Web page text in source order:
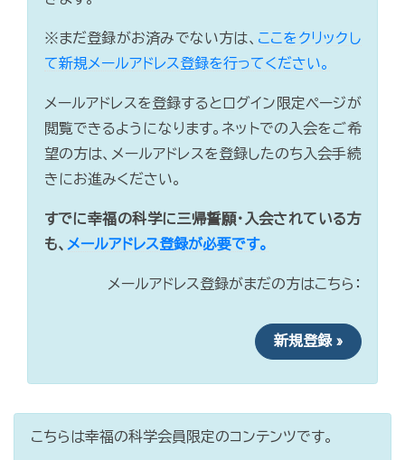
※まだ登録がお済みでない方は、 ここをクリックし
て新規メールアドレス登録を行ってください。
メールアドレスを登録するとログイン限定ページが
閲覧できるようになります。ネットでの入会をご希
望の方は、メールアドレスを登録したのち入会手続
きにお進みください。
すでに幸福の科学に三帰誓願・入会されている方
も、 メールアドレス登録が必要です。
メールアドレス登録がまだの方はこちら：
新規登録 »
こちらは幸福の科学会員限定のコンテンツです。